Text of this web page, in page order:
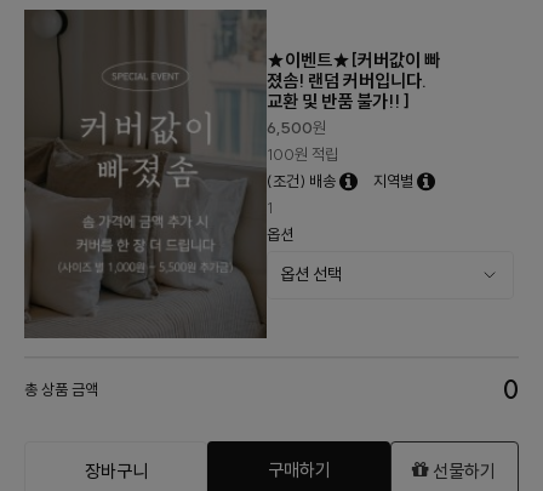
★이벤트★[커버값이 빠
졌솜! 랜덤 커버입니다.
교환 및 반품 불가!! ]
6,500원
100원 적립
(조건) 배송
지역별
1
옵션
총 상품 금액 0
장바구니 구매하기 선물하기